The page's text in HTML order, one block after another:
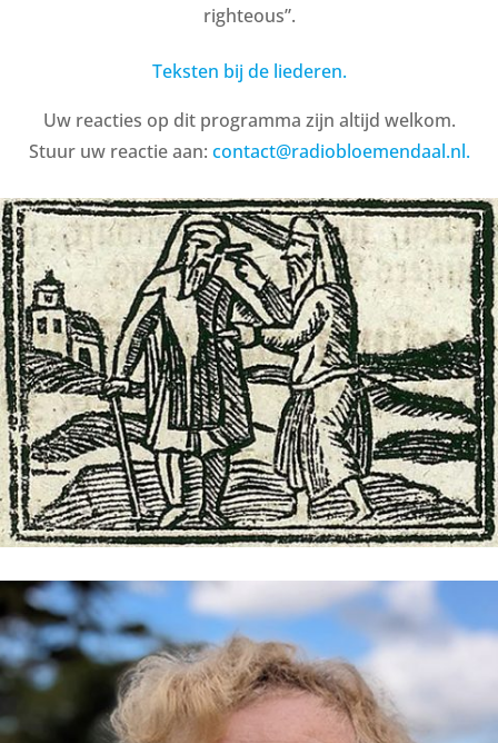
righteous”.
Teksten bij de liederen.
Uw reacties op dit programma zijn altijd welkom.
Stuur uw reactie aan: contact@radiobloemendaal.nl.